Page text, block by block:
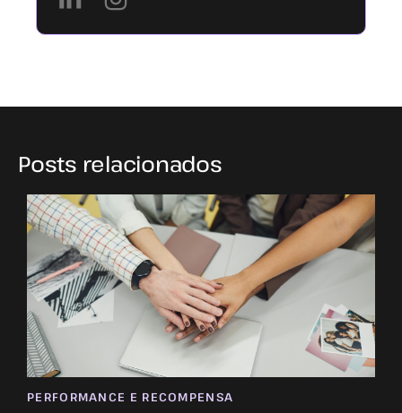
Posts relacionados
PERFORMANCE E RECOMPENSA